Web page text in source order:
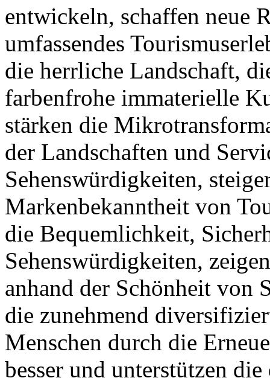
entwickeln, schaffen neue
umfassendes
die herrliche Landschaft,
farbenfrohe immaterielle
stärken die
der Landschaften und
Sehenswürdigkeiten,
Markenbekanntheit von
die Bequemlichkeit,
Sehenswürdigkeiten,
anhand der Schönheit von
die zunehmend
Menschen durch die
besser und unterstützen